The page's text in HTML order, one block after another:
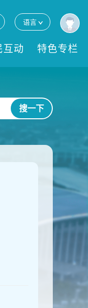
语言
互动 特色专栏
搜一下